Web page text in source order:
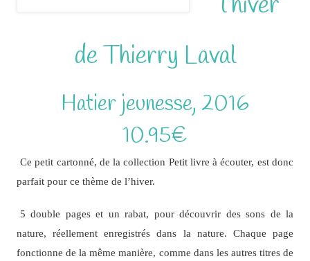
de Thierry Laval
Hatier jeunesse, 2016
10.95€
Ce petit cartonné, de la collection Petit livre à écouter, est donc
parfait pour ce thème de l’hiver.
5 double pages et un rabat, pour découvrir des sons de la
nature, réellement enregistrés dans la nature. Chaque page
fonctionne de la même manière, comme dans les autres titres de